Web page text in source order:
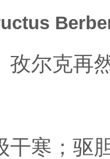
孜尔克再
干寒；驱